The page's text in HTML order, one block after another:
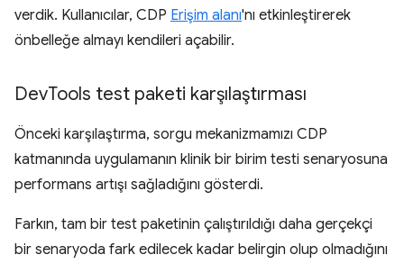
verdik. Kullanıcılar, CDP Erişim alanı'nı etkinleştirerek
önbelleğe almayı kendileri açabilir.
DevTools test paketi karşılaştırması
Önceki karşılaştırma, sorgu mekanizmamızı CDP
katmanında uygulamanın klinik bir birim testi senaryosuna
performans artışı sağladığını gösterdi.
Farkın, tam bir test paketinin çalıştırıldığı daha gerçekçi
bir senaryoda fark edilecek kadar belirgin olup olmadığını